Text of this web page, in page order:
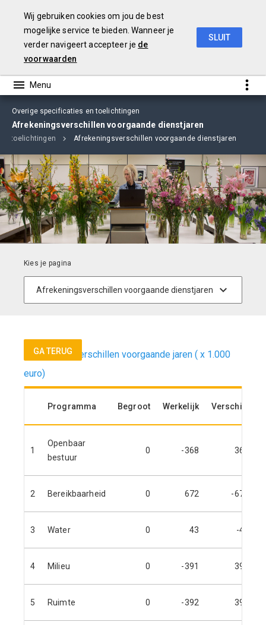
Overige specificaties en toelichtingen
Afrekeningsverschillen voorgaande dienstjaren
toelichtingen Afrekeningsverschillen voorgaande dienstjaren
Afrekeningsverschillen voorgaande jaren ( x 1.000
euro)
Programma Begroot Werkelijk Verschil*
1
Openbaar
bestuur
0 -368 368
2 Bereikbaarheid 0 672 -672
3 Water 0 43 -43
4 Milieu 0 -391 391
5 Ruimte 0 -392 392
GA TERUG
Wij gebruiken cookies om jou de best
mogelijke service te bieden. Wanneer je
verder navigeert accepteer je de
voorwaarden
SLUIT